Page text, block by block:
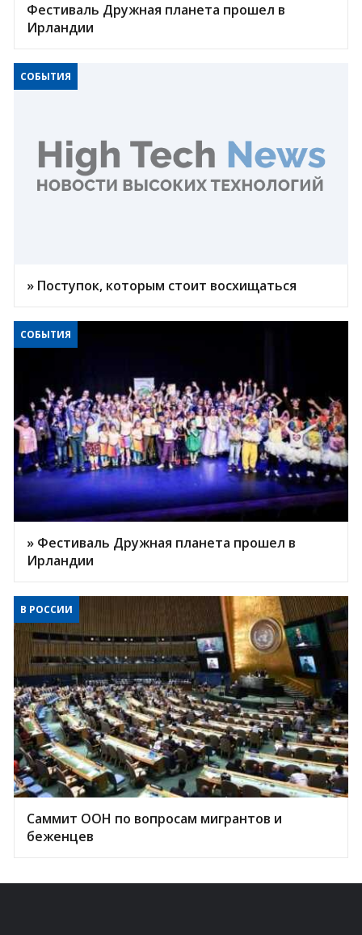
Фестиваль Дружная планета прошел в
Ирландии
СОБЫТИЯ
» Поступок, которым стоит восхищаться
СОБЫТИЯ
» Фестиваль Дружная планета прошел в
Ирландии
В РОССИИ
Саммит ООН по вопросам мигрантов и
беженцев